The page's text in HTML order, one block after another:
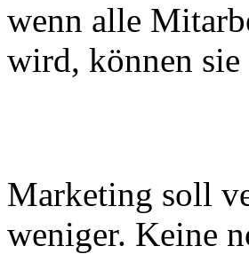
wenn alle
wird, können sie
Marketing soll
weniger. Keine